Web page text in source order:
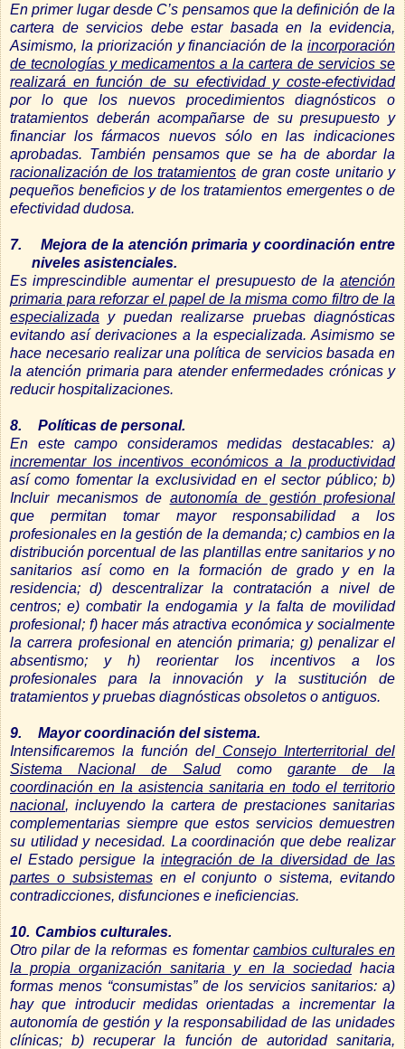
En primer lugar desde C’s pensamos que la definición de la
cartera de servicios debe estar basada en la evidencia,
Asimismo, la priorización y financiación de la incorporación
de tecnologías y medicamentos a la cartera de servicios se
realizará en función de su efectividad y coste-efectividad
por lo que los nuevos procedimientos diagnósticos o
tratamientos deberán acompañarse de su presupuesto y
financiar los fármacos nuevos sólo en las indicaciones
aprobadas. También pensamos que se ha de abordar la
racionalización de los tratamientos de gran coste unitario y
pequeños beneficios y de los tratamientos emergentes o de
efectividad dudosa.
7.
Mejora de la atención primaria y coordinación entre
niveles asistenciales.
Es imprescindible aumentar el presupuesto de la atención
primaria para reforzar el papel de la misma como filtro de la
especializada y puedan realizarse pruebas diagnósticas
evitando así derivaciones a la especializada. Asimismo se
hace necesario realizar una política de servicios basada en
la atención primaria para atender enfermedades crónicas y
reducir hospitalizaciones.
8.
Políticas de personal.
En este campo consideramos medidas destacables: a)
incrementar los incentivos económicos a la productividad
así como fomentar la exclusividad en el sector público; b)
Incluir mecanismos de autonomía de gestión profesional
que permitan tomar mayor responsabilidad a los
profesionales en la gestión de la demanda; c) cambios en la
distribución porcentual de las plantillas entre sanitarios y no
sanitarios así como en la formación de grado y en la
residencia; d) descentralizar la contratación a nivel de
centros; e) combatir la endogamia y la falta de movilidad
profesional; f) hacer más atractiva económica y socialmente
la carrera profesional en atención primaria; g) penalizar el
absentismo; y h) reorientar los incentivos a los
profesionales para la innovación y la sustitución de
tratamientos y pruebas diagnósticas obsoletos o antiguos.
9.
Mayor coordinación del sistema.
Intensificaremos la función del Consejo Interterritorial del
Sistema Nacional de Saludcomo garante de la
coordinación en la asistencia sanitaria en todo el territorio
nacional, incluyendo la cartera de prestaciones sanitarias
complementarias siempre que estos servicios demuestren
su utilidad y necesidad. La coordinación que debe realizar
el Estado persigue la integración de la diversidad de las
partes o subsistemasen el conjunto o sistema, evitando
contradicciones, disfunciones e ineficiencias.
10. Cambios culturales.
Otro pilar de la reformas es fomentar cambios culturales en
la propia organización sanitaria y en la sociedadhacia
formas menos “consumistas” de los servicios sanitarios: a)
hay que introducir medidas orientadas a incrementar la
autonomía de gestión y la responsabilidad de las unidades
clínicas; b) recuperar la función de autoridad sanitaria,